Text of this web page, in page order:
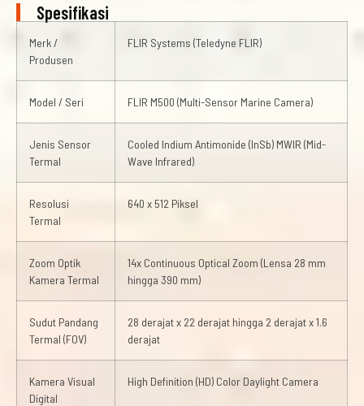
Spesifikasi
Merk /
Produsen
FLIR Systems (Teledyne FLIR)
Model / Seri FLIR M500 (Multi-Sensor Marine Camera)
Jenis Sensor
Termal
Cooled Indium Antimonide (InSb) MWIR (Mid-
Wave Infrared)
Resolusi
Termal
640 x 512 Piksel
Zoom Optik
Kamera Termal
14x Continuous Optical Zoom (Lensa 28 mm
hingga 390 mm)
Sudut Pandang
Termal (FOV)
28 derajat x 22 derajat hingga 2 derajat x 1.6
derajat
Kamera Visual
Digital
High Definition (HD) Color Daylight Camera